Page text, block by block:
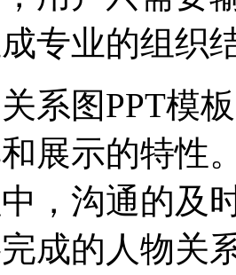
专业的组织
系图PPT模
展示的特性
，沟通的及
成的人物关